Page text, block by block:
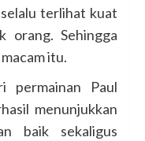
terlihat kuat
orang. Sehingga
itu.
permainan Paul
menunjukkan
baik sekaligus